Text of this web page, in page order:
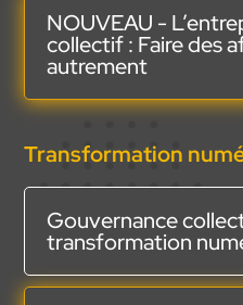
NOUVEAU -
collectif : Faire des
autrement
Transformation
Gouvernance
transformation